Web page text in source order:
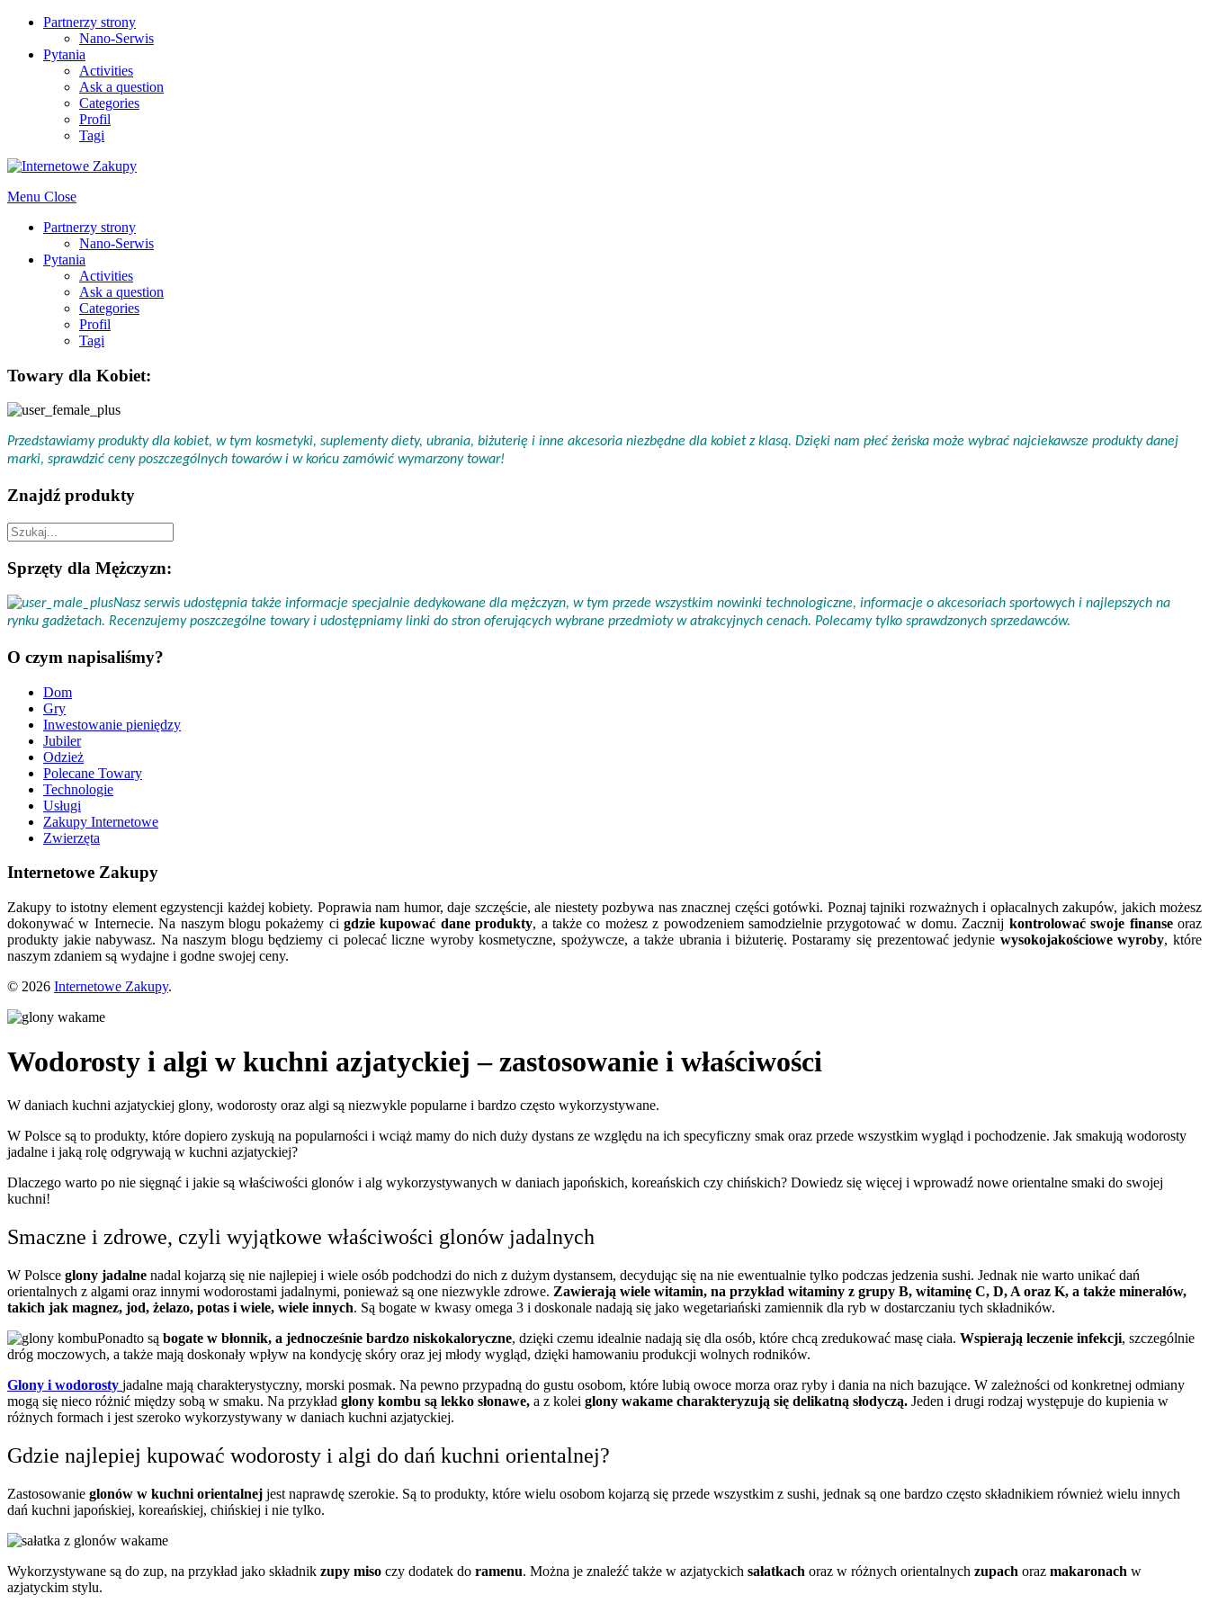
Partnerzy strony
Nano-Serwis
Pytania
Activities
Ask a question
Categories
Profil
Tagi
Menu Close
Partnerzy strony
Nano-Serwis
Pytania
Activities
Ask a question
Categories
Profil
Tagi
Towary dla Kobiet:
Przedstawiamy produkty dla kobiet, w tym kosmetyki, suplementy diety, ubrania, biżuterię i inne akcesoria niezbędne dla kobiet z klasą. Dzięki nam płeć żeńska może wybrać najciekawsze produkty danej
marki, sprawdzić ceny poszczególnych towarów i w końcu zamówić wymarzony towar!
Znajdź produkty
Sprzęty dla Mężczyzn:
Nasz serwis udostępnia także informacje specjalnie dedykowane dla mężczyzn, w tym przede wszystkim nowinki technologiczne, informacje o akcesoriach sportowych i najlepszych na
rynku gadżetach. Recenzujemy poszczególne towary i udostępniamy linki do stron oferujących wybrane przedmioty w atrakcyjnych cenach. Polecamy tylko sprawdzonych sprzedawców.
O czym napisaliśmy?
Dom
Gry
Inwestowanie pieniędzy
Jubiler
Odzież
Polecane Towary
Technologie
Usługi
Zakupy Internetowe
Zwierzęta
Internetowe Zakupy
Zakupy to istotny element egzystencji każdej kobiety. Poprawia nam humor, daje szczęście, ale niestety pozbywa nas znacznej części gotówki. Poznaj tajniki rozważnych i opłacalnych zakupów, jakich możesz
dokonywać w Internecie. Na naszym blogu pokażemy cigdzie kupować dane produkty, a także co możesz z powodzeniem samodzielnie przygotować w domu. Zacznij kontrolować swoje finanseoraz
produkty jakie nabywasz. Na naszym blogu będziemy ci polecać liczne wyroby kosmetyczne, spożywcze, a także ubrania i biżuterię. Postaramy się prezentować jedynie wysokojakościowe wyroby, które
naszym zdaniem są wydajne i godne swojej ceny.
© 2026 Internetowe Zakupy.
Wodorosty i algi w kuchni azjatyckiej – zastosowanie i właściwości
W daniach kuchni azjatyckiej glony, wodorosty oraz algi są niezwykle popularne i bardzo często wykorzystywane.
W Polsce są to produkty, które dopiero zyskują na popularności i wciąż mamy do nich duży dystans ze względu na ich specyficzny smak oraz przede wszystkim wygląd i pochodzenie. Jak smakują wodorosty
jadalne i jaką rolę odgrywają w kuchni azjatyckiej?
Dlaczego warto po nie sięgnąć i jakie są właściwości glonów i alg wykorzystywanych w daniach japońskich, koreańskich czy chińskich? Dowiedz się więcej i wprowadź nowe orientalne smaki do swojej
kuchni!
Smaczne i zdrowe, czyli wyjątkowe właściwości glonów jadalnych
W Polsce glony jadalne nadal kojarzą się nie najlepiej i wiele osób podchodzi do nich z dużym dystansem, decydując się na nie ewentualnie tylko podczas jedzenia sushi. Jednak nie warto unikać dań
orientalnych z algami oraz innymi wodorostami jadalnymi, ponieważ są one niezwykle zdrowe. Zawierają wiele witamin, na przykład witaminy z grupy B, witaminę C, D, A oraz K, a także minerałów,
takich jak magnez, jod, żelazo, potas i wiele, wiele innych. Są bogate w kwasy omega 3 i doskonale nadają się jako wegetariański zamiennik dla ryb w dostarczaniu tych składników.
Ponadto są bogate w błonnik, a jednocześnie bardzo niskokaloryczne, dzięki czemu idealnie nadają się dla osób, które chcą zredukować masę ciała. Wspierają leczenie infekcji, szczególnie
dróg moczowych, a także mają doskonały wpływ na kondycję skóry oraz jej młody wygląd, dzięki hamowaniu produkcji wolnych rodników.
Glony i wodorosty jadalne mają charakterystyczny, morski posmak. Na pewno przypadną do gustu osobom, które lubią owoce morza oraz ryby i dania na nich bazujące. W zależności od konkretnej odmiany
mogą się nieco różnić między sobą w smaku. Na przykład glony kombu są lekko słonawe, a z kolei glony wakame charakteryzują się delikatną słodyczą. Jeden i drugi rodzaj występuje do kupienia w
różnych formach i jest szeroko wykorzystywany w daniach kuchni azjatyckiej.
Gdzie najlepiej kupować wodorosty i algi do dań kuchni orientalnej?
Zastosowanie glonów w kuchni orientalnej jest naprawdę szerokie. Są to produkty, które wielu osobom kojarzą się przede wszystkim z sushi, jednak są one bardzo często składnikiem również wielu innych
dań kuchni japońskiej, koreańskiej, chińskiej i nie tylko.
Wykorzystywane są do zup, na przykład jako składnik zupy miso czy dodatek do ramenu. Można je znaleźć także w azjatyckich sałatkach oraz w różnych orientalnych zupach oraz makaronach w
azjatyckim stylu.